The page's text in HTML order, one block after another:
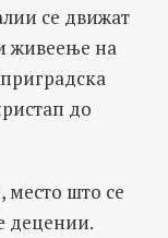
се движат
живеење на
до
место што се
децении.